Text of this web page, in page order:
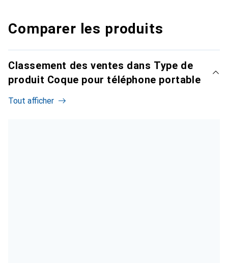
Comparer les produits
Classement des ventes dans Type de
produit Coque pour téléphone portable
Tout afficher